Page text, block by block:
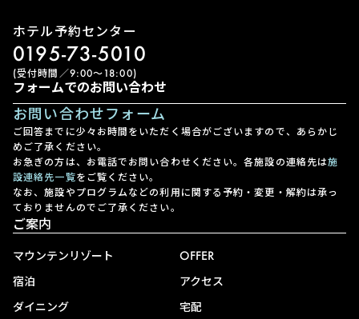
ホテル予約センター
0195-73-5010
(受付時間／9:00〜18:00)
フォームでのお問い合わせ
お問い合わせフォーム
ご回答までに少々お時間をいただく場合がございますので、あらかじ
めご了承ください。
お急ぎの方は、お電話でお問い合わせください。各施設の連絡先は施
設連絡先一覧をご覧ください。
なお、施設やプログラムなどの利用に関する予約・変更・解約は承っ
ておりませんのでご了承ください。
ご案内
マウンテンリゾート
宿泊
ダイニング
OFFER
アクセス
宅配